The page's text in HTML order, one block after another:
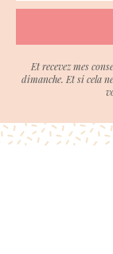
Et recevez mes
dimanche. Et si cela